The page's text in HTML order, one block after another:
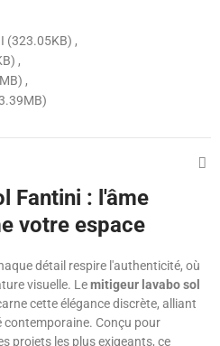
(323.05KB)
Fantini : l'âme
votre espace
détail respire l'authenticité, où
visuelle. Lemitigeur lavabo sol
cette élégance discrète, alliant
Conçu pour
projets les plus exigeants, ce